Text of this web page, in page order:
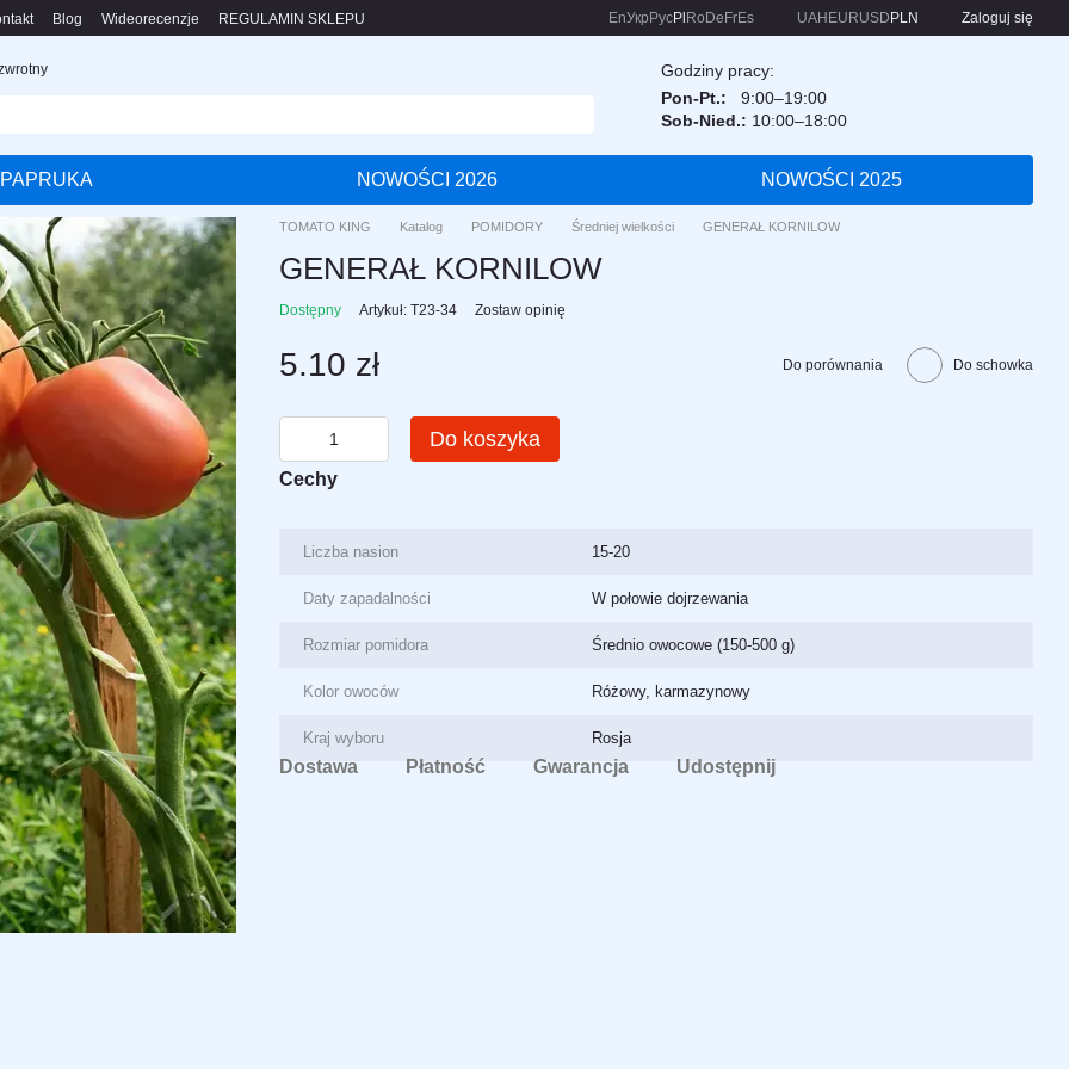
Blog Wideorecenzje REGULAMIN SKLEPU EnУкр РусPl Ro De FrEs UAH EURUSD PLN Zaloguj się
Godziny pracy:
Pon-Pt.:
9:00–19:00
Sob-Nied.: 10:00–18:00
PAPRUKA NOWOŚCI 2026 NOWOŚCI 2025
TOMATO KING Katalog POMIDORY Średniej wielkości GENERAŁ KORNILOW
GENERAŁ KORNILOW
Dostępny Artykuł: T23-34 Zostaw opinię
5.10 zł Do porównania Do schowka
Do koszyka
Cechy
Liczba nasion 15-20
Daty zapadalności W połowie dojrzewania
Rozmiar pomidora Średnio owocowe (150-500 g)
Kolor owoców Różowy, karmazynowy
Kraj wyboru Rosja
Dostawa Płatność Gwarancja Udostępnij